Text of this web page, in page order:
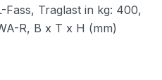
Fass, Traglast in kg: 400,
R, B x T x H (mm)